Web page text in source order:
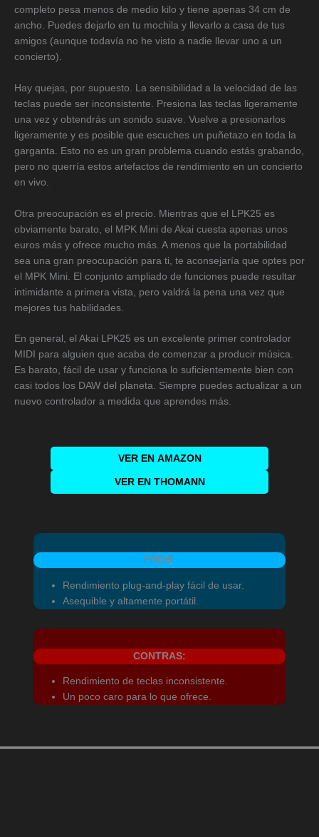
completo pesa menos de medio kilo y tiene apenas 34 cm de
ancho. Puedes dejarlo en tu mochila y llevarlo a casa de tus
amigos (aunque todavía no he visto a nadie llevar uno a un
concierto).
Hay quejas, por supuesto. La sensibilidad a la velocidad de las
teclas puede ser inconsistente. Presiona las teclas ligeramente
una vez y obtendrás un sonido suave. Vuelve a presionarlos
ligeramente y es posible que escuches un puñetazo en toda la
garganta. Esto no es un gran problema cuando estás grabando,
pero no querría estos artefactos de rendimiento en un concierto
en vivo.
Otra preocupación es el precio. Mientras que el LPK25 es
obviamente barato, el MPK Mini de Akai cuesta apenas unos
euros más y ofrece mucho más. A menos que la portabilidad
sea una gran preocupación para ti, te aconsejaría que optes por
el MPK Mini. El conjunto ampliado de funciones puede resultar
intimidante a primera vista, pero valdrá la pena una vez que
mejores tus habilidades.
En general, el Akai LPK25 es un excelente primer controlador
MIDI para alguien que acaba de comenzar a producir música.
Es barato, fácil de usar y funciona lo suficientemente bien con
casi todos los DAW del planeta. Siempre puedes actualizar a un
nuevo controlador a medida que aprendes más.
VER EN AMAZON
VER EN THOMANN
PROS:
Rendimiento plug-and-play fácil de usar.
Asequible y altamente portátil.
CONTRAS:
Rendimiento de teclas inconsistente.
Un poco caro para lo que ofrece.